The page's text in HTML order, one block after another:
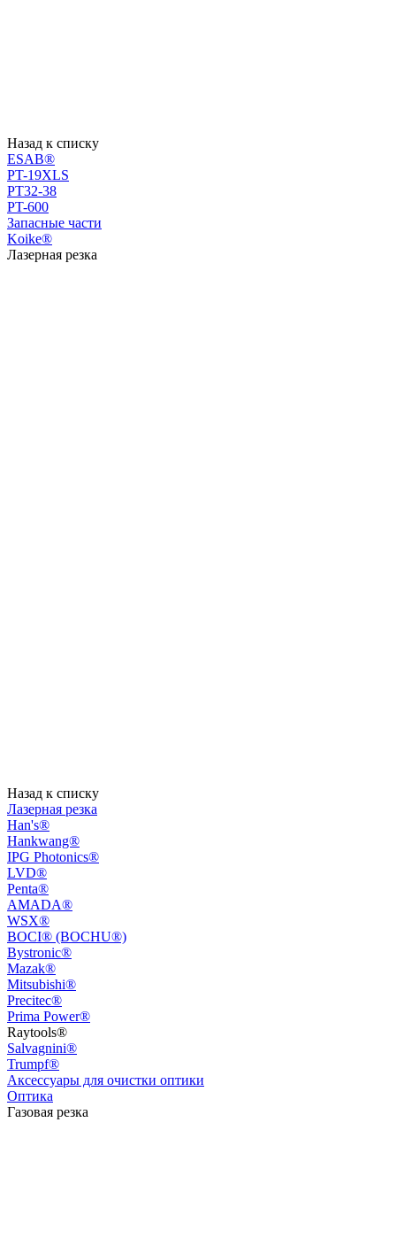
Назад к списку
ESAB®
PT-19XLS
PT32-38
PT-600
Запасные части
Koike®
Лазерная резка
Назад к списку
Лазерная резка
Han's®
Hankwang®
IPG Photonics®
LVD®
Penta®
AMADA®
WSX®
BOCI® (BOCHU®)
Bystronic®
Mazak®
Mitsubishi®
Precitec®
Prima Power®
Raytools®
Salvagnini®
Trumpf®
Аксессуары для очистки оптики
Оптика
Газовая резка